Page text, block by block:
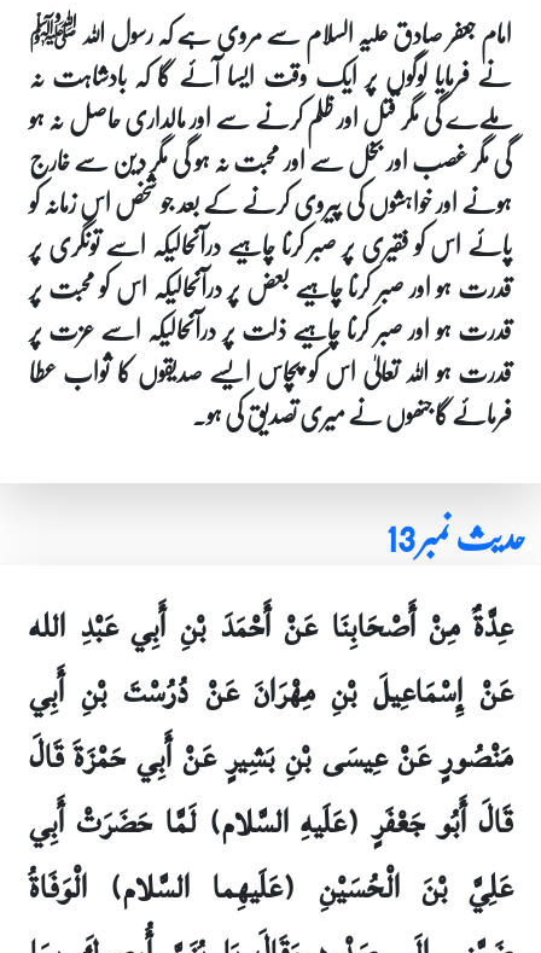
امام جعفر صادق علیہ السلام سے مروی ہے کہ رسول اللہ ﷺ
نے فرمایا لوگوں پر ایک وقت ایسا آئے گا کہ بادشاہت نہ
ملےے گی مگر قتل اور ظلم کرنے سے اور مالداری حاصل نہ ہو
گی مگر غصب اور بخل سے اور محبت نہ ہو گی مگر دین سے خارج
ہونے اور خواہشوں کی پیروی کرنے کے بعد جو شخص اس زمانہ کو
پائے اس کو فقیری پر صبر کرنا چاہیے درآنحالیکہ اسے تونگری پر
قدرت ہو اور صبر کرنا چاہیے بعض پر درآنحالیکہ اس کو محبت پر
قدرت ہو اور صبر کرنا چاہیے ذلت پر درآنحالیکہ اسے عزت پر
قدرت ہو اللہ تعالیٰ اس کو پچاس ایسے صدیقوں کا ثواب عطا
فرمائے گا جنھوں نے میری تصدیق کی ہو۔
حدیث نمبر 13
عِدَّةٌ مِنْ أَصْحَابِنَا عَنْ أَحْمَدَ بْنِ أَبِي عَبْدِ الله
عَنْ إِسْمَاعِيلَ بْنِ مِهْرَانَ عَنْ دُرُسْتَ بْنِ أَبِي
مَنْصُورٍ عَنْ عِيسَى بْنِ بَشِيرٍ عَنْ أَبِي حَمْزَةَ قَالَ
قَالَ أَبُو جَعْفَرٍ (عَلَيهِ السَّلام) لَمَّا حَضَرَتْ أَبِي
عَلِيَّ بْنَ الْحُسَيْنِ (عَلَيهِما السَّلام) الْوَفَاةُ